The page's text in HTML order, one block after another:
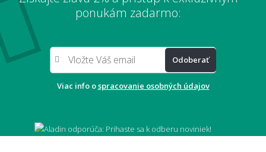
Môžem si nechať zaslať vopred vzorku
materiálu?
Robia sa aj metráže z vlny?
Je metrážny koberec zdravotne neškodný?
ponukám zadarmo:
Odoberať
Viac info ospracovanie osobných údajov